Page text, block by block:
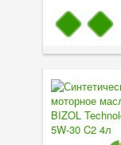
Профи-